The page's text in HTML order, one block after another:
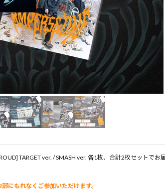
TARGET ver. / SMASH ver. 各1枚、合計2枚セットでお
にもれなくご参加いただけます。